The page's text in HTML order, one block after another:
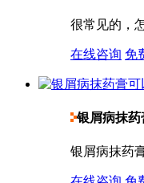
很常见的，
在线咨询 免
银屑病抹
银屑病抹药